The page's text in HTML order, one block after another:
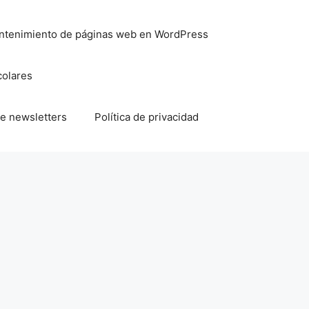
de páginas web en WordPress
newsletters Política de privacidad